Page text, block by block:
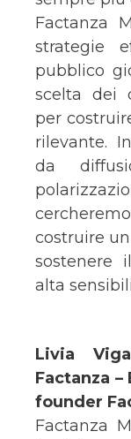
Factanza
strategie
pubblico
scelta dei
per
rilevante.
da
costruire
sostenere
alta
Livia
Factanza –
founder
Factanza